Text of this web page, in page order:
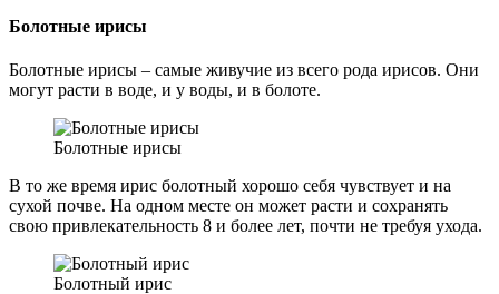
Болотные ирисы
Болотные ирисы – самые живучие из всего рода ирисов. Они
могут расти в воде, и у воды, и в болоте.
Болотные ирисы
В то же время ирис болотный хорошо себя чувствует и на
сухой почве. На одном месте он может расти и сохранять
свою привлекательность 8 и более лет, почти не требуя ухода.
Болотный ирис